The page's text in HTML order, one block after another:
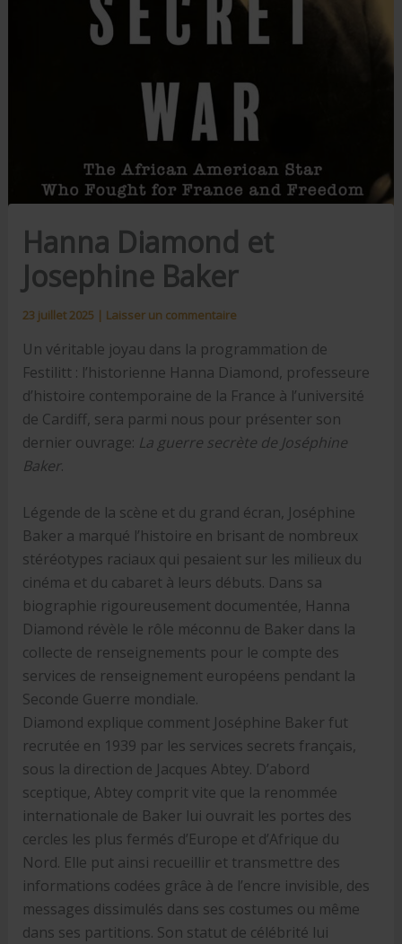
Hanna Diamond et
Josephine Baker
23 juillet 2025 Laisser un commentaire
Un véritable joyau dans la programmation de
Festilitt : l’historienne Hanna Diamond, professeure
d’histoire contemporaine de la France à l’université
de Cardiff, sera parmi nous pour présenter son
dernier ouvrage: La guerre secrète de Joséphine
Baker.
Légende de la scène et du grand écran, Joséphine
Baker a marqué l’histoire en brisant de nombreux
stéréotypes raciaux qui pesaient sur les milieux du
cinéma et du cabaret à leurs débuts. Dans sa
biographie rigoureusement documentée, Hanna
Diamond révèle le rôle méconnu de Baker dans la
collecte de renseignements pour le compte des
services de renseignement européens pendant la
Seconde Guerre mondiale.
Diamond explique comment Joséphine Baker fut
recrutée en 1939 par les services secrets français,
sous la direction de Jacques Abtey. D’abord
sceptique, Abtey comprit vite que la renommée
internationale de Baker lui ouvrait les portes des
cercles les plus fermés d’Europe et d’Afrique du
Nord. Elle put ainsi recueillir et transmettre des
informations codées grâce à de l’encre invisible, des
messages dissimulés dans ses costumes ou même
dans ses partitions. Son statut de célébrité lui